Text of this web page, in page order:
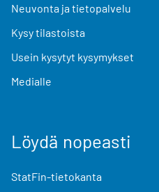
Neuvonta ja tietopalvelu
Kysy tilastoista
Usein kysytyt kysymykset
Medialle
Löydä nopeasti
StatFin-tietokanta